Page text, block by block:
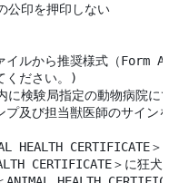
公印を押印しない
イルから推奨様式（Form AC
ください。)
に検験局指定の動物病院に
及び担当獣医師のサインを
HEALTH CERTIFICATE＞
CERTIFICATE＞に狂犬